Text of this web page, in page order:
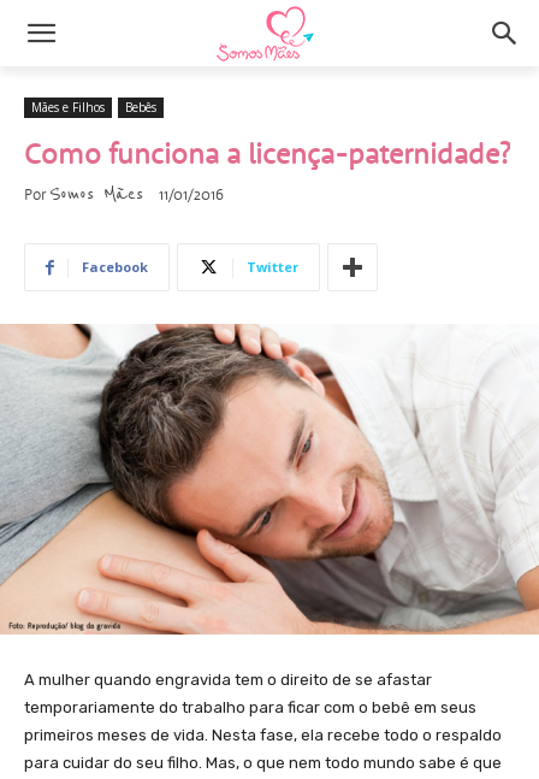
Mães e Filhos Bebês
Como funciona a licença-paternidade?
Por Somos Mães 11/01/2016
Facebook Twitter
A mulher quando engravida tem o direito de se afastar
temporariamente do trabalho para ficar com o bebê em seus
primeiros meses de vida. Nesta fase, ela recebe todo o respaldo
para cuidar do seu filho. Mas, o que nem todo mundo sabe é que